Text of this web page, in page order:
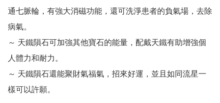
通七脈輪，有強大消磁功能，還可洗淨患者的負氣場，去除
病氣。
～ 天鐵隕石可加強其他寶石的能量，配戴天鐵有助增強個
人體力和耐力。
～ 天鐵隕石還能聚財氣福氣，招來好運，並且如同流星一
樣可以許願。